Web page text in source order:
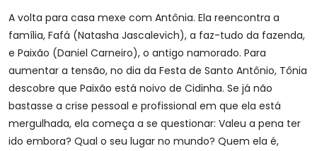
A volta para casa mexe com Antônia. Ela reencontra a
família, Fafá (Natasha Jascalevich), a faz-tudo da fazenda,
e Paixão (Daniel Carneiro), o antigo namorado. Para
aumentar a tensão, no dia da Festa de Santo Antônio, Tônia
descobre que Paixão está noivo de Cidinha. Se já não
bastasse a crise pessoal e profissional em que ela está
mergulhada, ela começa a se questionar: Valeu a pena ter
ido embora? Qual o seu lugar no mundo? Quem ela é,